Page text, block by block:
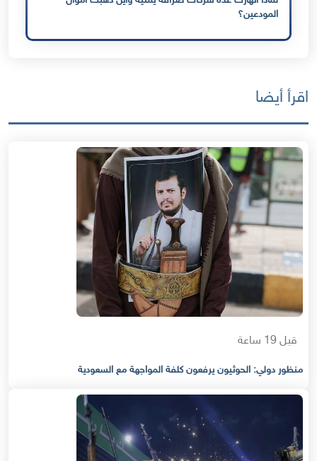
المودعين؟
اقرأ أيضا
قبل 19 ساعة
منظور دولي: الحوثيون يرفعون كلفة المواجهة مع السعودية